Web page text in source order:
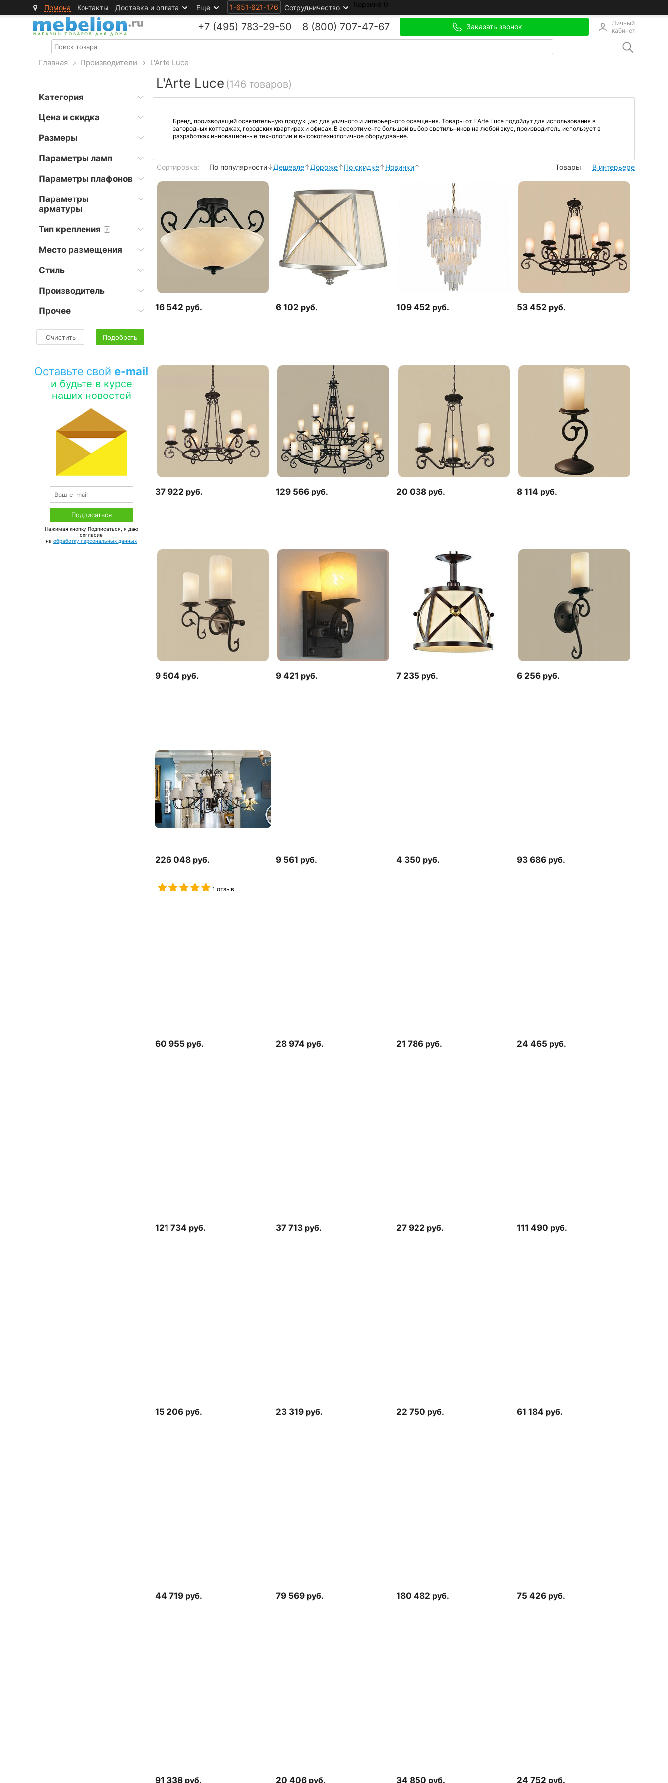
Помона Контакты Доставка и оплата Еще 1-651-621-176 Сотрудничество Корзина 0
+7 (495) 783-29-50 8 (800) 707-47-67 Заказать звонок
Личный
кабинет
Главная > Производители > L'Arte Luce
Категория
Цена и скидка
Размеры
Параметры ламп
Параметры плафонов
Параметры
арматуры
Тип крепления ?
Место размещения
Стиль
Производитель
Прочее
Очистить Подобрать
Оставьте свой e-mail
и будьте в курсе
наших новостей
Нажимая кнопку Подписаться, я даю
соглаcие
на обработку персональных данных
L'Arte Luce (146 товаров)
Бренд, производящий осветительную продукцию для уличного и интерьерного освещения. Товары от L'Arte Luce подойдут для использования в
загородных коттеджах, городских квартирах и офисах. В ассортименте большой выбор светильников на любой вкус, производитель использует в
разработках инновационные технологии и высокотехнологичное оборудование.
Сортировка: По популярности Дешевле Дороже По скидке Новинки Товары В интерьере
16 542 руб. 6 102 руб. 109 452 руб. 53 452 руб.
37 922 руб. 129 566 руб. 20 038 руб. 8 114 руб.
9 504 руб. 9 421 руб. 7 235 руб. 6 256 руб.
226 048 руб.
1 отзыв
9 561 руб. 4 350 руб. 93 686 руб.
60 955 руб. 28 974 руб. 21 786 руб. 24 465 руб.
121 734 руб. 37 713 руб. 27 922 руб. 111 490 руб.
15 206 руб. 23 319 руб. 22 750 руб. 61 184 руб.
44 719 руб. 79 569 руб. 180 482 руб. 75 426 руб.
91 338 руб. 20 406 руб. 34 850 руб. 24 752 руб.